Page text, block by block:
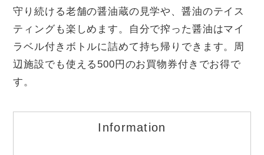
守り続ける老舗の醤油蔵の見学や、醤油のテイス
ティングも楽しめます。自分で搾った醤油はマイ
ラベル付きボトルに詰めて持ち帰りできます。周
辺施設でも使える500円のお買物券付きでお得で
す。
Information